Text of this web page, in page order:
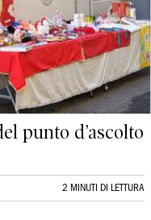
punto d’ascolto
2 MINUTI DI LETTURA